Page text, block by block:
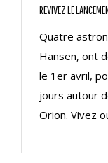
REVIVEZ LE
Quatre
Hansen, ont
le 1er avril,
jours autour
Orion. Vivez